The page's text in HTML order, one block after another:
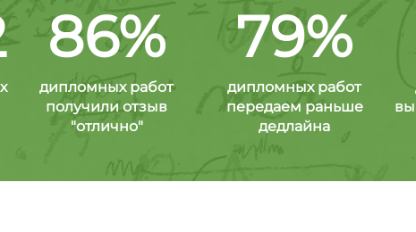
86%
дипломных работ
получили отзыв
"отлично"
79%
дипломных работ
передаем раньше
дедлайна